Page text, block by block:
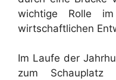
wichtige Rolle
wirtschaftlichen
Im Laufe der
zum Schauplatz